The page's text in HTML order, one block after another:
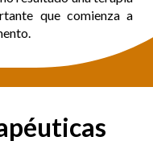
que comienza a